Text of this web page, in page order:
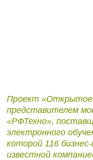
Проект «Открытое
представителем
«РФТехно»,
электронного
которой 116
известной